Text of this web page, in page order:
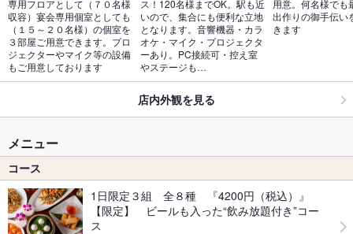
専用フロアとして（７０名様
収容）宴会専用個室としても
（１５～２０名様）の個室を
３部屋ご用意できます。プロ
ジェクターやマイク等の設備
もご用意しております
ス！120名様までOK。駅も近
いので、集合にも便利な立地
となります。音響機器・カラ
オケ・マイク・プロジェクタ
ーあり。PC接続可・控え室
やステージも…
用意。何名様でも
出作りの御手伝い
きます
店内外観を見る
メニュー
コース
1日限定３組 全８種 『4200円（税込）』
【限定】 ビールも入った“飲み放題付き”コー
ス